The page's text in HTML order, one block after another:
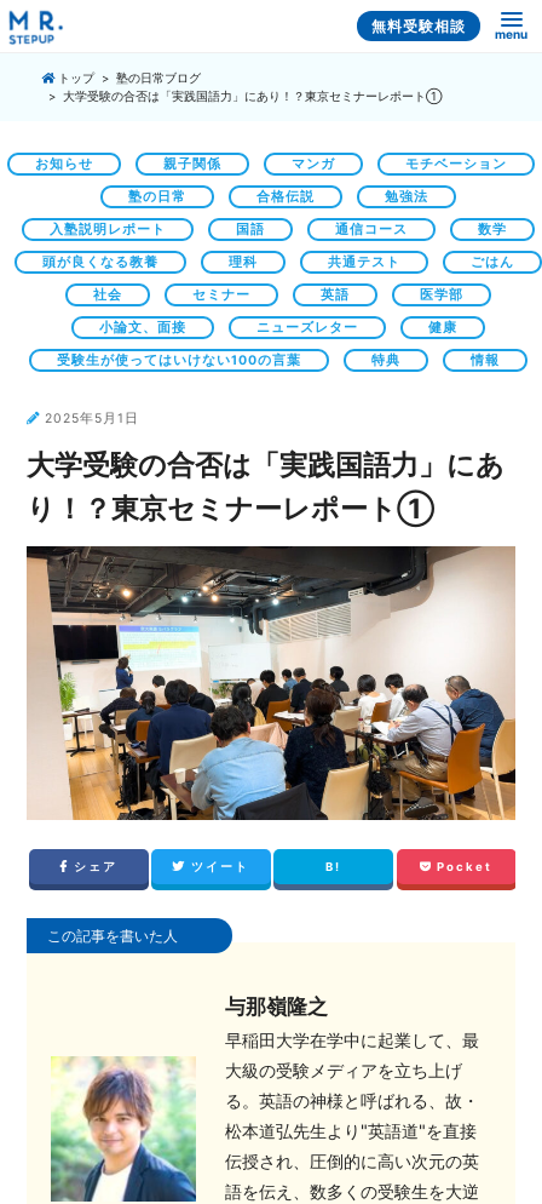
無料受験相談 menu
トップ
塾の日常ブログ
大学受験の合否は「実践国語力」にあり！？東京セミナーレポート①
お知らせ 親子関係 マンガ モチベーション
塾の日常 合格伝説 勉強法
入塾説明レポート 国語 通信コース 数学
頭が良くなる教養 理科 共通テスト ごはん
社会 セミナー 英語 医学部
小論文、面接 ニューズレター 健康
受験生が使ってはいけない100の言葉 特典 情報
2025年5月1日
大学受験の合否は「実践国語力」にあ
り！？東京セミナーレポート①
シェア ツイート B! Pocket
この記事を書いた人
与那嶺隆之
早稲田大学在学中に起業して、最
大級の受験メディアを立ち上げ
る。英語の神様と呼ばれる、故・
松本道弘先生より"英語道"を直接
伝授され、圧倒的に高い次元の英
語を伝え、数多くの受験生を大逆